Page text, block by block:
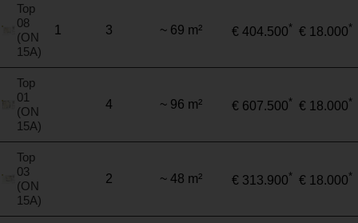
Top
08
(ON
15A)
1 3 ~ 69 m² € 404.500* € 18.000*
Top
01
(ON
15A)
4 ~ 96 m² € 607.500* € 18.000*
Top
03
(ON
15A)
2 ~ 48 m² € 313.900* € 18.000*